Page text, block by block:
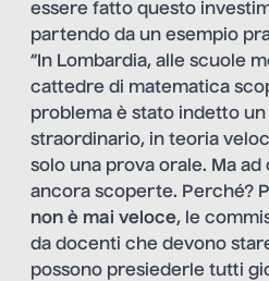
essere fatto questo
partendo da un esempio
“In Lombardia, alle scuole
cattedre di matematica
problema è stato indetto
straordinario, in teoria
solo una prova orale. Ma
ancora scoperte. Perché?
non è mai veloce, le
da docenti che devono
possono presiederle tutti